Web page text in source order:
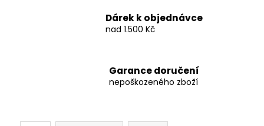
Dárek k objednávce
nad 1.500 Kč
Garance doručení
nepoškozeného zboží